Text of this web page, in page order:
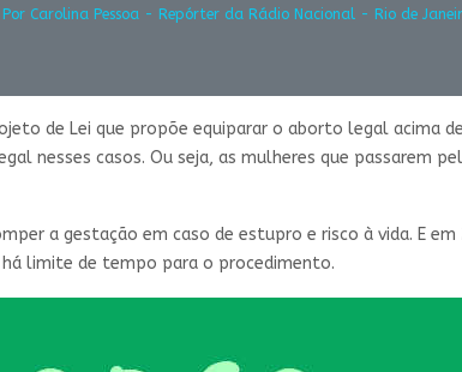
Carolina Pessoa - Repórter da Rádio Nacional - Rio de
de Lei que propõe equiparar o aborto legal acima
nesses casos. Ou seja, as mulheres que passarem
a gestação em caso de estupro e risco à vida. E
limite de tempo para o procedimento.